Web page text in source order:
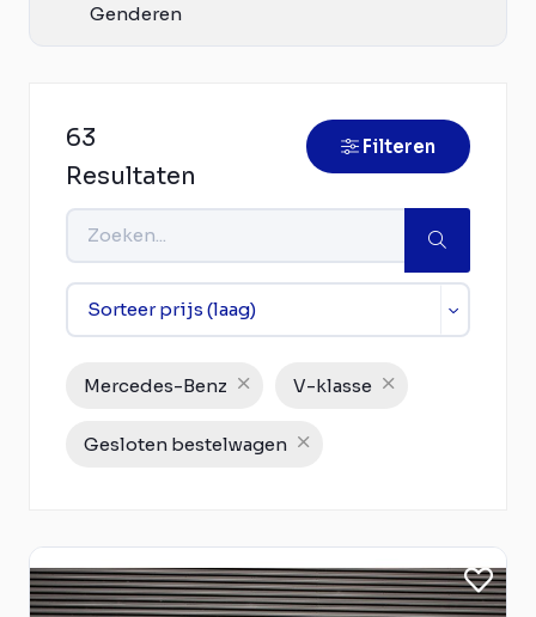
Genderen
63
Resultaten
Filteren
Mercedes-Benz V-klasse
Gesloten bestelwagen